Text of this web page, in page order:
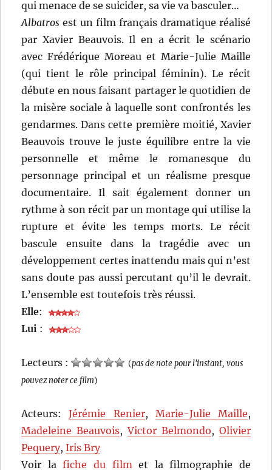
qui menace de se suicider, sa vie va basculer…
Albatros est un film français dramatique réalisé
par Xavier Beauvois. Il en a écrit le scénario
avec Frédérique Moreau et Marie-Julie Maille
(qui tient le rôle principal féminin). Le récit
débute en nous faisant partager le quotidien de
la misère sociale à laquelle sont confrontés les
gendarmes. Dans cette première moitié, Xavier
Beauvois trouve le juste équilibre entre la vie
personnelle et même le romanesque du
personnage principal et un réalisme presque
documentaire. Il sait également donner un
rythme à son récit par un montage qui utilise la
rupture et évite les temps morts. Le récit
bascule ensuite dans la tragédie avec un
développement certes inattendu mais qui n’est
sans doute pas aussi percutant qu’il le devrait.
L’ensemble est toutefois très réussi.
Elle:
Lui :
Lecteurs : (pas de note pour l'instant, vous
pouvez noter ce film)
Acteurs:Jérémie Renier, Marie-Julie Maille,
Madeleine Beauvois,Victor Belmondo, Olivier
Pequery,Iris Bry
Voir lafiche du filmet la filmographie de